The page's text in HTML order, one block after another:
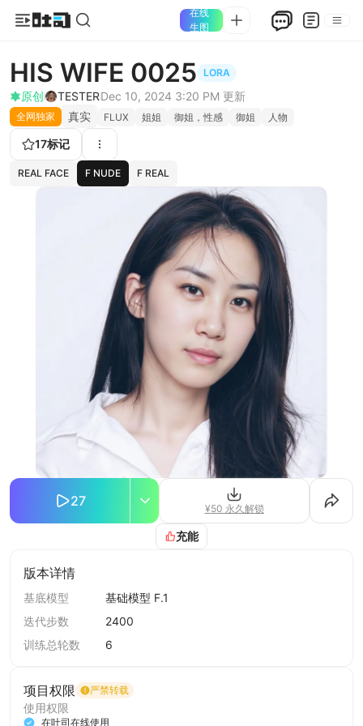
在线
生图
HIS WIFE 0025 LORA
原创 TESTERDec 10, 2024 3:20 PM 更新
全网独家 真实 FLUX 姐姐 御姐，性感 御姐 人物
17标记
REAL FACE F NUDE F REAL
27 ¥50 永久解锁
充能
版本详情
基底模型
基础模型 F.1
迭代步数
2400
训练总轮数
6
项目权限 严禁转载
使用权限
在吐司在线使用